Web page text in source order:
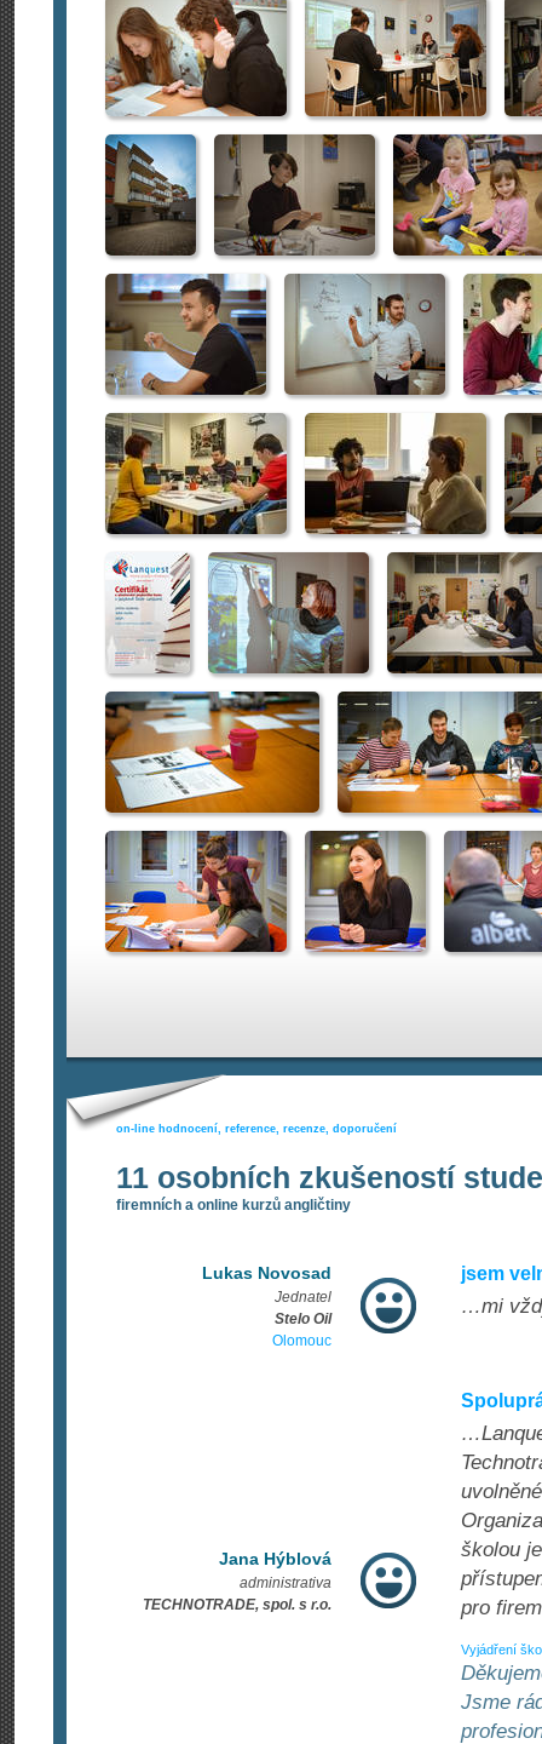
on-line hodnocení, reference, recenze, doporučení
11 osobních zkušeností
firemních a online kurzů angličtiny
Lukas Novosad
Jednatel
Stelo Oil
Olomouc
jsem
…mi
Jana Hýblová
administrativa
TECHNOTRADE, spol. s r.o.
školou
pro
Vyjádření
Jsme